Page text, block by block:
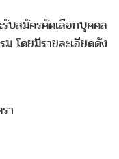
บสมัครคัดเลือกบุคคล
โดยมีรายละเอียดดัง
า